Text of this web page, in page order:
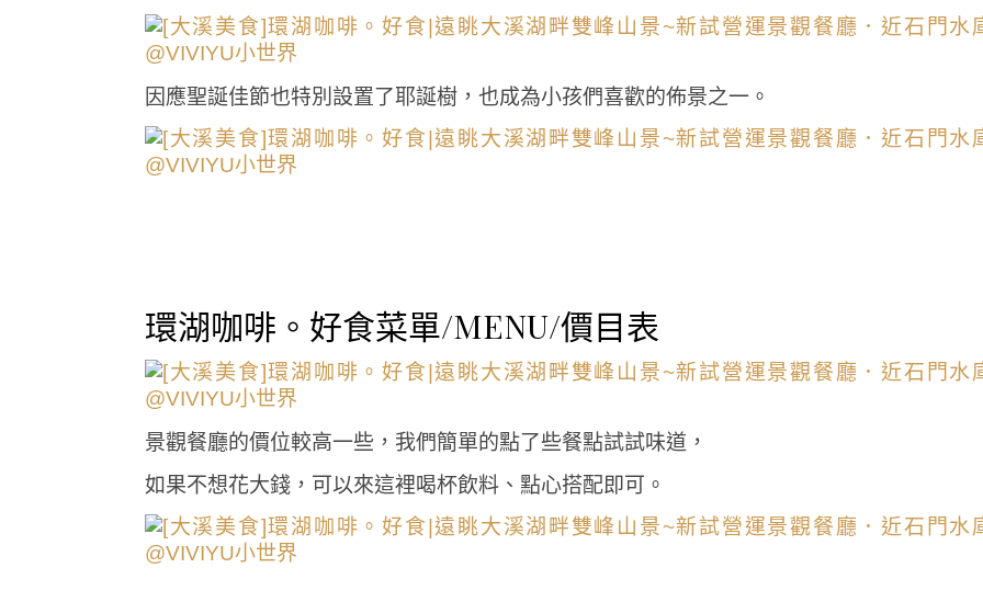
因應聖誕佳節也特別設置了耶誕樹，也成為小孩們喜歡的佈景之一。
環湖咖啡。好食菜單/MENU/價目表
景觀餐廳的價位較高一些，我們簡單的點了些餐點試試味道，
如果不想花大錢，可以來這裡喝杯飲料、點心搭配即可。